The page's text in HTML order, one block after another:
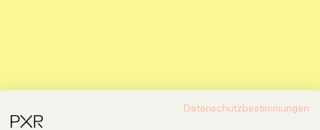
Datenschutzbestimmungen